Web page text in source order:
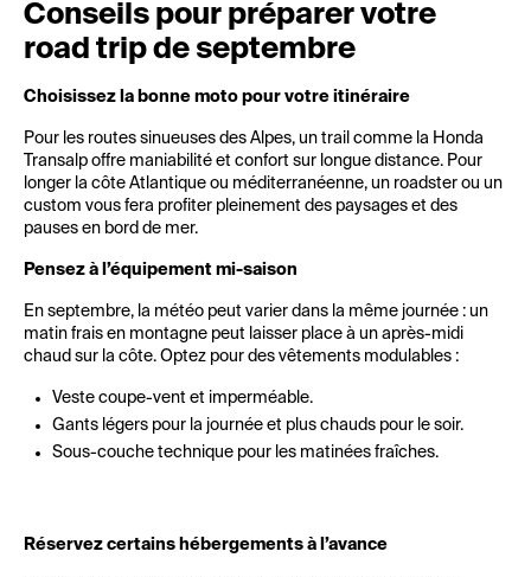
Conseils pour préparer votre
road trip de septembre
Choisissez la bonne moto pour votre itinéraire
Pour les routes sinueuses des Alpes, un trail comme la Honda
Transalp offre maniabilité et confort sur longue distance. Pour
longer la côte Atlantique ou méditerranéenne, un roadster ou un
custom vous fera profiter pleinement des paysages et des
pauses en bord de mer.
Pensez à l’équipement mi-saison
En septembre, la météo peut varier dans la même journée : un
matin frais en montagne peut laisser place à un après-midi
chaud sur la côte. Optez pour des vêtements modulables :
Veste coupe-vent et imperméable.
Gants légers pour la journée et plus chauds pour le soir.
Sous-couche technique pour les matinées fraîches.
Réservez certains hébergements à l’avance